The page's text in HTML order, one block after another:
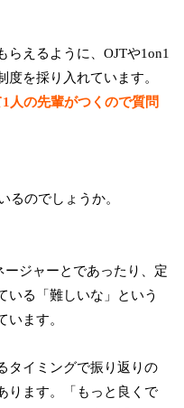
らえるように、OJTや1on1
を採り入れています。
人の先輩がつくので質問
るのでしょうか。
ジャーとであったり、定
いる「難しいな」という
います。
タイミングで振り返りの
ります。「もっと良くで